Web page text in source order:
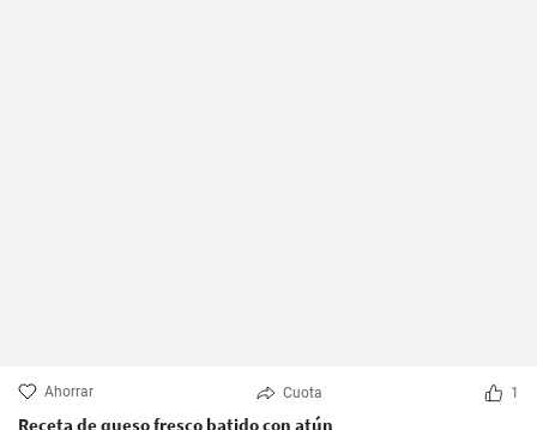
Ahorrar Cuota 1
Receta de queso fresco batido con atún